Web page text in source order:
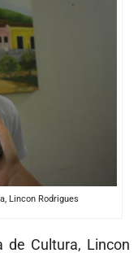
Lincon Rodrigues
de Cultura, Lincon